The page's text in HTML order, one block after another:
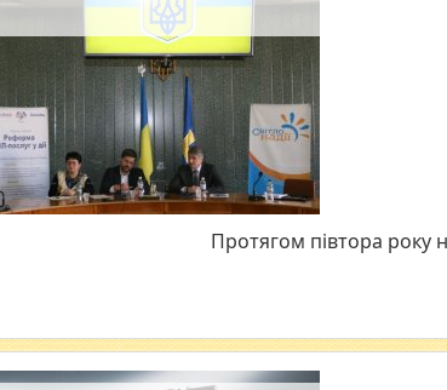
Протягом півтора року